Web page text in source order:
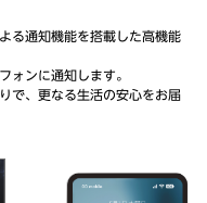
る通知機能を搭載した高機能
ォンに通知します。
で、更なる生活の安心をお届